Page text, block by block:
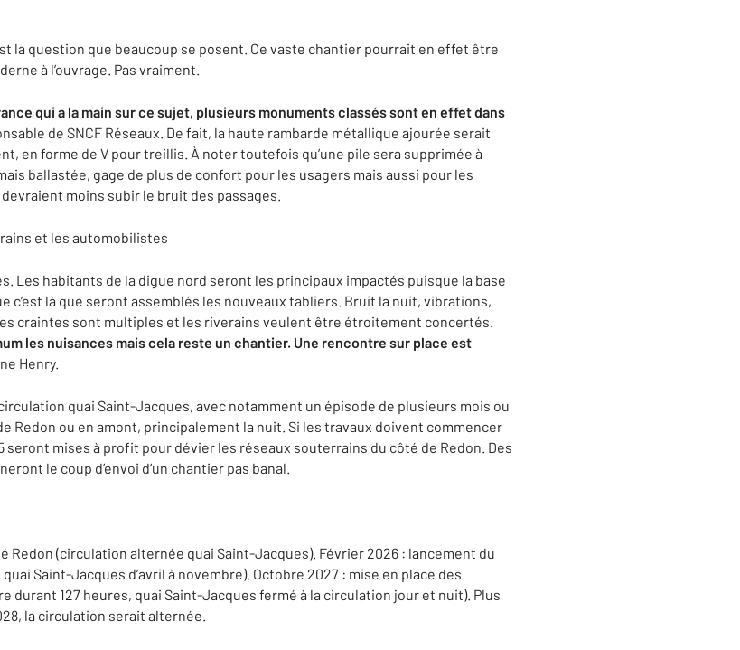
la question que beaucoup se posent. Ce vaste chantier pourrait en effet être
à l’ouvrage. Pas vraiment.
qui a la main sur ce sujet, plusieurs monuments classés sont en effet dans
de SNCF Réseaux. De fait, la haute rambarde métallique ajourée serait
en forme de V pour treillis. À noter toutefois qu’une pile sera supprimée à
ballastée, gage de plus de confort pour les usagers mais aussi pour les
moins subir le bruit des passages.
et les automobilistes
Les habitants de la digue nord seront les principaux impactés puisque la base
c’est là que seront assemblés les nouveaux tabliers. Bruit la nuit, vibrations,
craintes sont multiples et les riverains veulent être étroitement concertés.
les nuisances mais cela reste un chantier. Une rencontre sur place est
Henry.
quai Saint-Jacques, avec notamment un épisode de plusieurs mois ou
Redon ou en amont, principalement la nuit. Si les travaux doivent commencer
seront mises à profit pour dévier les réseaux souterrains du côté de Redon. Des
le coup d’envoi d’un chantier pas banal.
Redon (circulation alternée quai Saint-Jacques). Février 2026 : lancement du
Saint-Jacques d’avril à novembre). Octobre 2027 : mise en place des
127 heures, quai Saint-Jacques fermé à la circulation jour et nuit). Plus
la circulation serait alternée.